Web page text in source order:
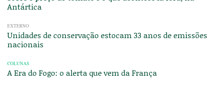
Antártica
EXTERNO
Unidades de conservação estocam 33 anos de emissões
nacionais
COLUNAS
A Era do Fogo: o alerta que vem da França